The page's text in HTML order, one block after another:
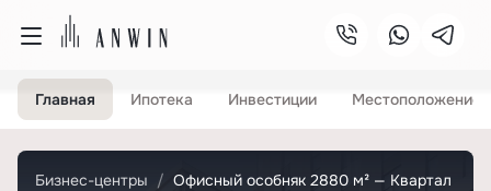
Главная Ипотека Инвестиции Местоположение
Бизнес-центры Офисный особняк 2880 м² — Квартал